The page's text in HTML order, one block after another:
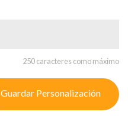
250 caracteres como máximo
Guardar Personalización